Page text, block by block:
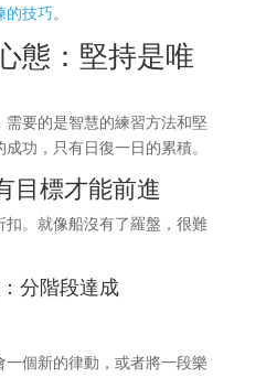
的技巧。
態：堅持是唯
要的是智慧的練習方法和堅
功，只有日復一日的累積。
目標才能前進
。就像船沒有了羅盤，很難
分階段達成
個新的律動，或者將一段樂